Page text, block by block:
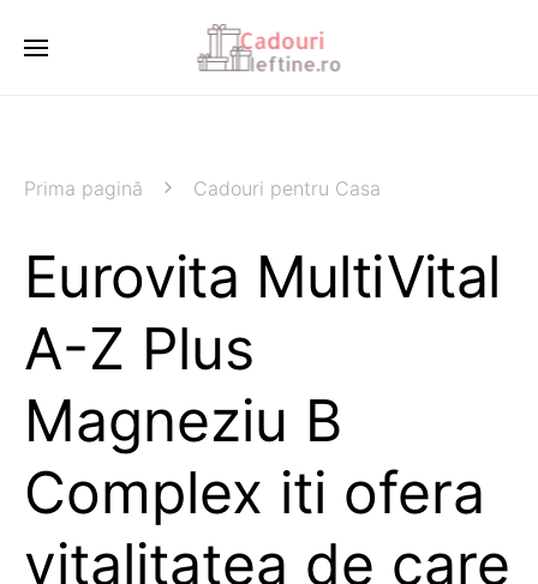
Prima pagină Cadouri pentru Casa
Eurovita MultiVital
A-Z Plus
Magneziu B
Complex iti ofera
vitalitatea de care